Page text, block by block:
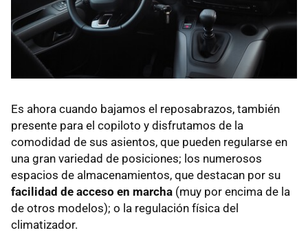
Es ahora cuando bajamos el reposabrazos, también
presente para el copiloto y disfrutamos de la
comodidad de sus asientos, que pueden regularse en
una gran variedad de posiciones; los numerosos
espacios de almacenamientos, que destacan por su
facilidad de acceso en marcha (muy por encima de la
de otros modelos); o la regulación física del
climatizador.